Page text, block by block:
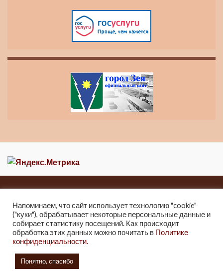
Карта сайта
2013-2021 Краеведческий музей города Зеи
г. Зея, ул. Мухина 247, Тел: 8 (41658) 2-25-32.
Напоминаем, что сайт использует технологию "cookie"
("куки"), обрабатывает некоторые персональные данные и
собирает статистику посещений. Как происходит
обработка этих данных можно почитать в Политике
конфиденциальности.
Понятно, спасибо